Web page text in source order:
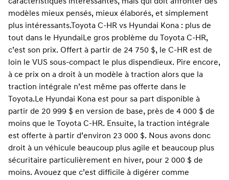
modèles mieux pensés, mieux élaborés, et simplement
plus intéressants.Toyota C-HR vs Hyundai Kona : plus de
tout dans le Hyundai Le gros problème du Toyota C-HR,
c’est son prix. Offert à partir de 24 750 $, le C-HR est de
loin le VUS sous-compact le plus dispendieux. Pire encore,
à ce prix on a droit à un modèle à traction alors que la
traction intégrale n’est même pas offerte dans le
Toyota. Le Hyundai Kona est pour sa part disponible à
partir de 20 999 $ en version de base, près de 4 000 $ de
moins que le Toyota C-HR. Ensuite, la traction intégrale
est offerte à partir d’environ 23 000 $. Nous avons donc
droit à un véhicule beaucoup plus agile et beaucoup plus
sécuritaire particulièrement en hiver, pour 2 000 $ de
moins. Avouez que c’est difficile à digérer comme